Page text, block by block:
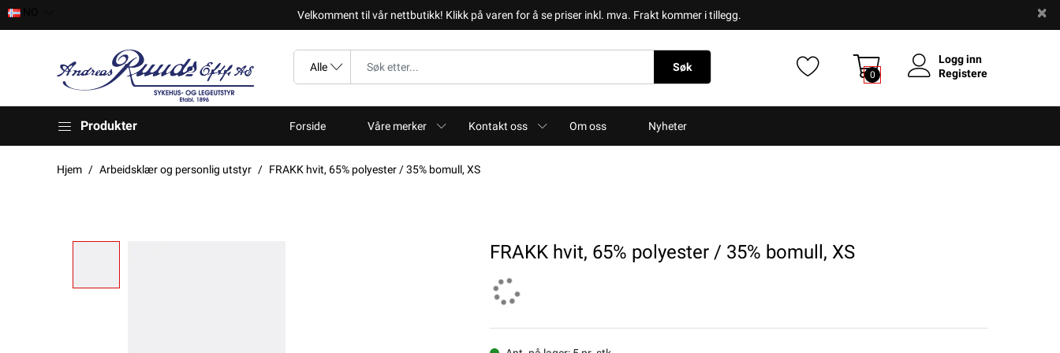
Velkomment til vår nettbutikk! Klikk på varen for å se priser inkl. mva. Frakt kommer i tillegg.
Søk
0
Logg inn
Registere
Produkter Forside Våre merker Kontakt oss Om oss Nyheter
Hjem Arbeidsklær og personlig utstyr FRAKK hvit, 65% polyester / 35% bomull, XS
FRAKK hvit, 65% polyester / 35% bomull, XS